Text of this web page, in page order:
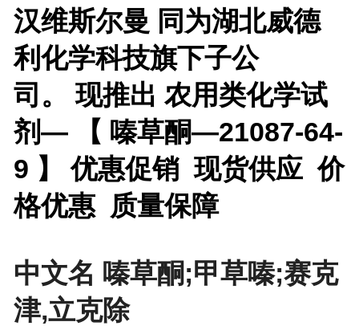
汉维斯尔曼 同为湖北威德
利化学科技旗下子公
司。 现推出 农用类化学试
剂— 【 嗪草酮—21087-64-
9 】 优惠促销 现货供应 价
格优惠 质量保障
中文名 嗪草酮;甲草嗪;赛克
津,立克除